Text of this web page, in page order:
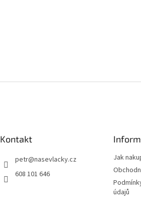
Kontakt
petr@nasevlacky.cz
608 101 646
Jak
údajů